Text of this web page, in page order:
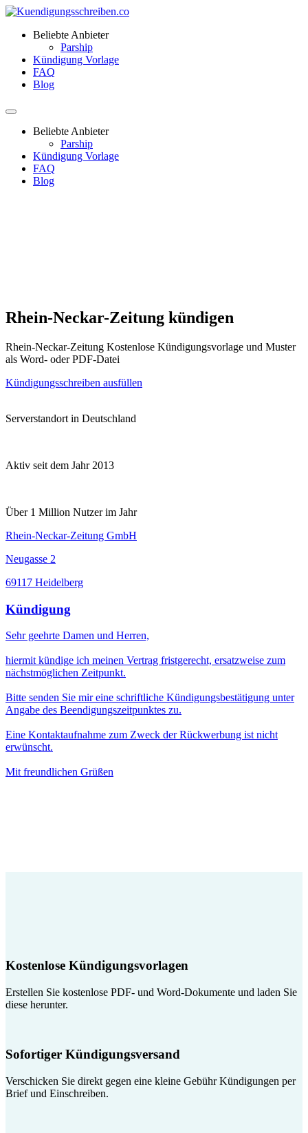
Beliebte Anbieter
Parship
Kündigung Vorlage
FAQ
Blog
Beliebte Anbieter
Parship
Kündigung Vorlage
FAQ
Blog
Rhein-Neckar-Zeitung kündigen
Rhein-Neckar-Zeitung Kostenlose Kündigungsvorlage und Muster
als Word- oder PDF-Datei
Kündigungsschreiben ausfüllen
Serverstandort in Deutschland
Aktiv seit dem Jahr 2013
Über 1 Million Nutzer im Jahr
Rhein-Neckar-Zeitung GmbH
Neugasse 2
69117 Heidelberg
Kündigung
Sehr geehrte Damen und Herren,
hiermit kündige ich meinen Vertrag fristgerecht, ersatzweise zum
nächstmöglichen Zeitpunkt.
Bitte senden Sie mir eine schriftliche Kündigungsbestätigung unter
Angabe des Beendigungszeitpunktes zu.
Eine Kontaktaufnahme zum Zweck der Rückwerbung ist nicht
erwünscht.
Mit freundlichen Grüßen
Kostenlose Kündigungsvorlagen
Erstellen Sie kostenlose PDF- und Word-Dokumente und laden Sie
diese herunter.
Sofortiger Kündigungsversand
Verschicken Sie direkt gegen eine kleine Gebühr Kündigungen per
Brief und Einschreiben.